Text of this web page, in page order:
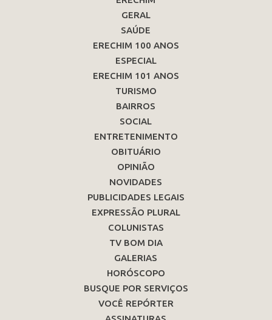
GERAL
SAÚDE
ERECHIM 100 ANOS
ESPECIAL
ERECHIM 101 ANOS
TURISMO
BAIRROS
SOCIAL
ENTRETENIMENTO
OBITUÁRIO
OPINIÃO
NOVIDADES
PUBLICIDADES LEGAIS
EXPRESSÃO PLURAL
COLUNISTAS
TV BOM DIA
GALERIAS
HORÓSCOPO
BUSQUE POR SERVIÇOS
VOCÊ REPÓRTER